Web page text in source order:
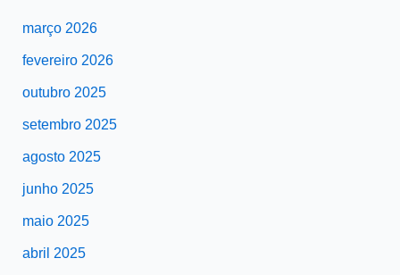
março 2026
fevereiro 2026
outubro 2025
setembro 2025
agosto 2025
junho 2025
maio 2025
abril 2025